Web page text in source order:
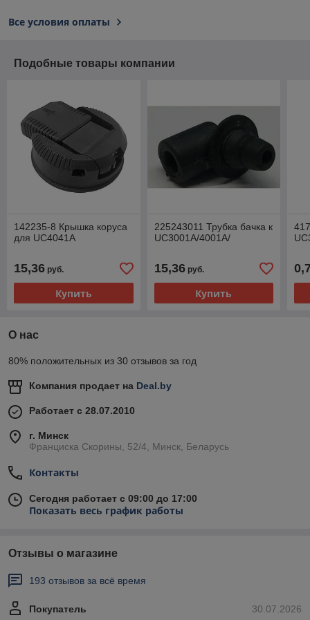
Все условия оплаты
Подобные товары компании
142235-8 Крышка коруса
для UC4041A
15,36 руб.
Купить
225243011 Трубка бачка к
UC3001A/4001A/
15,36руб.
Купить
О нас
80% положительных из 30 отзывов за год
Компания продает на Deal.by
Работает с 28.07.2010
г. Минск
Франциска Скорины, 52/4, Минск, Беларусь
Контакты
Сегодня работает с 09:00 до 17:00
Показать весь график работы
Отзывы о магазине
193 отзывов за всё время
30.07.2026
Покупатель